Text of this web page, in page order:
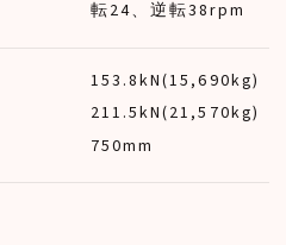
転24、逆転38rpm
153.8kN(15,690kg)
211.5kN(21,570kg)
750mm